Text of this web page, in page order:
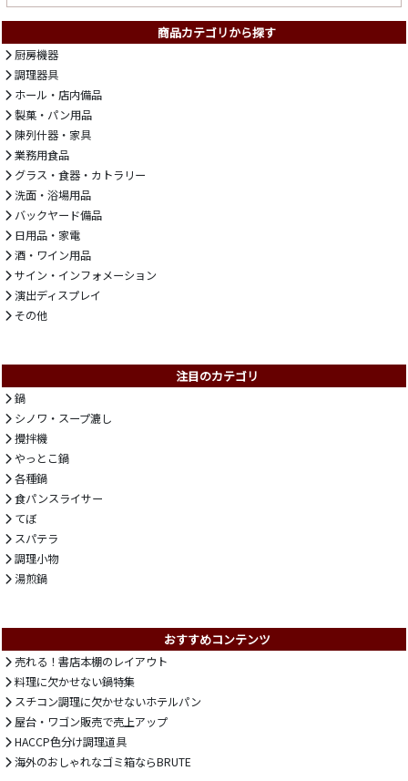
商品カテゴリから探す
厨房機器
調理器具
ホール・店内備品
製菓・パン用品
陳列什器・家具
業務用食品
グラス・食器・カトラリー
洗面・浴場用品
バックヤード備品
日用品・家電
酒・ワイン用品
サイン・インフォメーション
演出ディスプレイ
その他
注目のカテゴリ
鍋
シノワ・スープ漉し
攪拌機
やっとこ鍋
各種鍋
食パンスライサー
てぼ
スパテラ
調理小物
湯煎鍋
おすすめコンテンツ
売れる！書店本棚のレイアウト
料理に欠かせない鍋特集
スチコン調理に欠かせないホテルパン
屋台・ワゴン販売で売上アップ
HACCP色分け調理道具
海外のおしゃれなゴミ箱ならBRUTE